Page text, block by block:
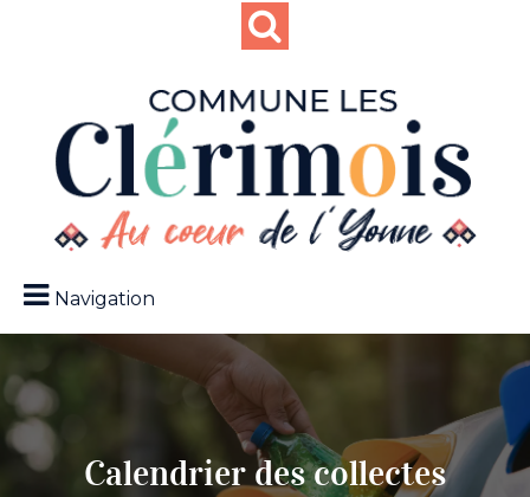
Navigation
Calendrier des collectes